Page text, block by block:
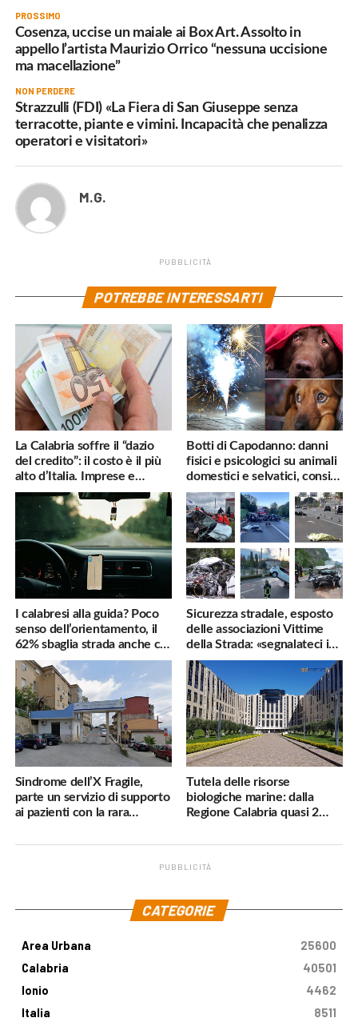
PROSSIMO
Cosenza, uccise un maiale ai Box Art. Assolto in
appello l’artista Maurizio Orrico “nessuna uccisione
ma macellazione”
NON PERDERE
Strazzulli (FDI) «La Fiera di San Giuseppe senza
terracotte, piante e vimini. Incapacità che penalizza
operatori e visitatori»
M.G.
PUBBLICITÀ
POTREBBE INTERESSARTI
La Calabria soffre il “dazio
del credito”: il costo è il più
alto d’Italia. Imprese e
famiglie penalizzate
Botti di Capodanno: danni
fisici e psicologici su animali
domestici e selvatici, consigli
utili
I calabresi alla guida? Poco
senso dell’orientamento, il
62% sbaglia strada anche col
navigatore
Sicurezza stradale, esposto
delle associazioni Vittime
della Strada: «segnalateci i
pericoli, interverremo
subito»
Sindrome dell’X Fragile,
parte un servizio di supporto
ai pazienti con la rara
Tutela delle risorse
biologiche marine: dalla
Regione Calabria quasi 2
PUBBLICITÀ
CATEGORIE
Area Urbana
25600
Calabria
40501
Ionio
4462
Italia
8511